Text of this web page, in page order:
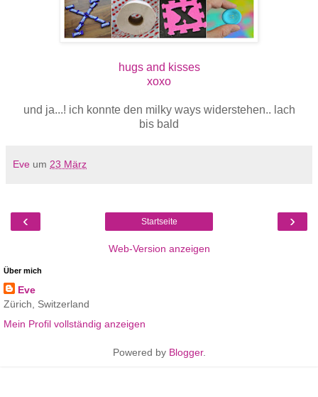
hugs and kisses
xoxo
und ja...! ich konnte den milky ways widerstehen.. lach
bis bald
Eve um 23 März
‹ ›
Startseite
Web-Version anzeigen
Über mich
Eve
Zürich, Switzerland
Mein Profil vollständig anzeigen
Powered by Blogger.